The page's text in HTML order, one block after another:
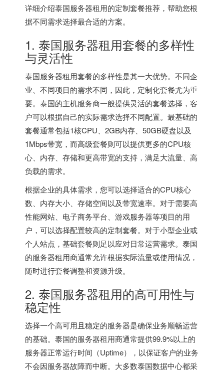
详细介绍泰国服务器租用的定制套餐推荐，帮助您根
据不同需求选择最合适的方案。
1. 泰国服务器租用套餐的多样性
与灵活性
泰国服务器租用套餐的多样性是其一大优势。不同企
业、不同项目的需求不同，因此，定制化套餐尤为重
要。泰国的主机服务商一般提供灵活的套餐选择，客
户可以根据自己的实际需求选择不同配置。最基础的
套餐通常包括1核CPU、2GB内存、50GB硬盘以及
1Mbps带宽，而高级套餐则可以提供更多的CPU核
心、内存、存储和更高带宽的支持，满足大流量、高
负载的需求。
根据企业的具体需求，您可以选择适合的CPU核心
数、内存大小、存储空间以及带宽速率。对于需要高
性能网站、电子商务平台、游戏服务器等项目的用
户，可以选择配置较高的定制套餐。对于小型企业或
个人站点，基础套餐则足以应对日常运营需求。泰国
的服务器租用商通常允许根据实际流量或使用情况，
随时进行套餐调整和资源升级。
2. 泰国服务器租用的高可用性与
稳定性
选择一个高可用且稳定的服务器是确保业务顺畅运营
的基础。泰国的服务器租用商通常提供99.9%以上的
服务器正常运行时间（Uptime），以保证客户的业务
不会因服务器故障而中断。大多数泰国数据中心都采